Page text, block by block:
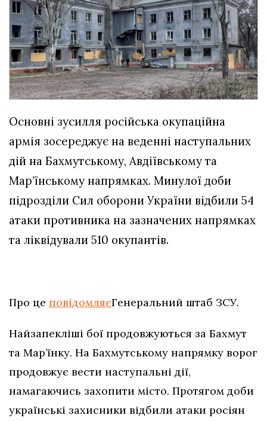
Основні зусилля російська окупаційна
армія зосереджує на веденні наступальних
дій на Бахмутському, Авдіївському та
Мар’їнському напрямках. Минулої доби
підрозділи Сил оборони України відбили 54
атаки противника на зазначених напрямках
та ліквідували 510 окупантів.
Про це повідомляєГенеральний штаб ЗСУ.
Найзапекліші бої продовжуються за Бахмут
та Мар’їнку. На Бахмутському напрямку ворог
продовжує вести наступальні дії,
намагаючись захопити місто. Протягом доби
українські захисники відбили атаки росіян